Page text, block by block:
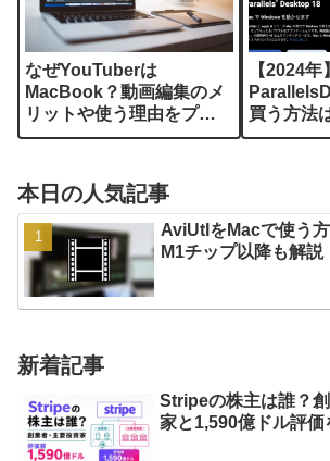
なぜYouTuberは
MacBook？動画編集のメ
リットや使う理由をプロ
が解説
【2024年】
買う方法
や裏技5
本日の人気記事
AviUtlをMacで使う
M1チップ以降も解説
新着記事
Stripeの株主は誰？
家と1,590億ドル評価